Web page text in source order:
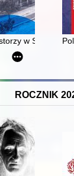
w Sopocie :
ROCZNIK